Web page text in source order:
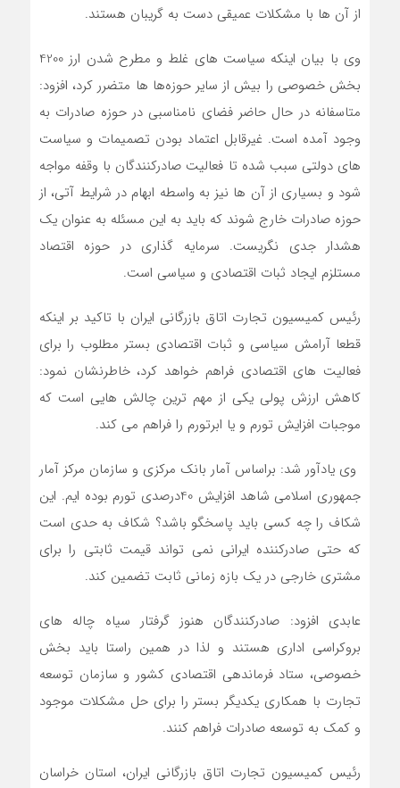
از آن ها با مشکلات عمیقی دست به گریبان هستند.
وی با بیان اینکه سیاست های غلط و مطرح شدن ارز 4200
بخش خصوصی را بیش از سایر حوزه‌ها ها متضرر کرد، افزود:
متاسفانه در حال حاضر فضای نامناسبی در حوزه صادرات به
وجود آمده است. غیرقابل اعتماد بودن تصمیمات و سیاست
های دولتی سبب شده تا فعالیت صادرکنندگان با وقفه مواجه
شود و بسیاری از آن ها نیز به واسطه ابهام در شرایط آتی، از
حوزه صادرات خارج شوند که باید به این مسئله به عنوان یک
هشدار جدی نگریست. سرمایه گذاری در حوزه اقتصاد
مستلزم ایجاد ثبات اقتصادی و سیاسی است.
رئیس کمیسیون تجارت اتاق بازرگانی ایران با تاکید بر اینکه
قطعا آرامش سیاسی و ثبات اقتصادی بستر مطلوب را برای
فعالیت های اقتصادی فراهم خواهد کرد، خاطرنشان نمود:
کاهش ارزش پولی یکی از مهم ترین چالش هایی است که
موجبات افزایش تورم و یا ابرتورم را فراهم می کند.
وی یادآور شد: براساس آمار بانک مرکزی و سازمان مرکز آمار
جمهوری اسلامی شاهد افزایش 40درصدی تورم بوده ایم. این
شکاف را چه کسی باید پاسخگو باشد؟ شکاف به حدی است
که حتی صادرکننده ایرانی نمی تواند قیمت ثابتی را برای
مشتری خارجی در یک بازه زمانی ثابت تضمین کند.
عابدی افزود: صادرکنندگان هنوز گرفتار سیاه چاله های
بروکراسی اداری هستند و لذا در همین راستا باید بخش
خصوصی، ستاد فرماندهی اقتصادی کشور و سازمان توسعه
تجارت با همکاری یکدیگر بستر را برای حل مشکلات موجود
و کمک به توسعه صادرات فراهم کنند.
رئیس کمیسیون تجارت اتاق بازرگانی ایران، استان خراسان